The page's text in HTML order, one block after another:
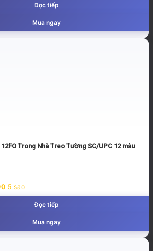
Đọc tiếp
Mua ngay
Trong Nhà Treo Tường SC/UPC 12 màu
5 sao
Đọc tiếp
Mua ngay